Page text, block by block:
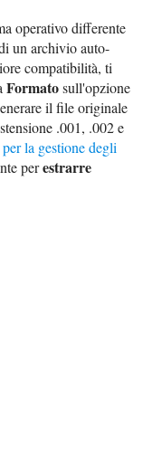
operativo differente
un archivio auto-
compatibilità, ti
Formatosull'opzione
il file originale
.001, .002 e
la gestione degli
perestrarre